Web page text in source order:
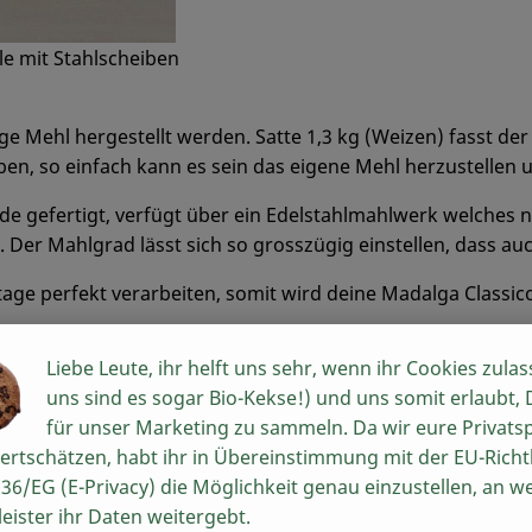
mit Stahlscheiben
Mehl hergestellt werden. Satte 1,3 kg (Weizen) fasst
so einfach kann es sein das eigene Mehl herzustellen
gefertigt, verfügt über ein Edelstahlmahlwerk
Mahlgrad lässt sich so grosszügig einstellen, dass
perfekt verarbeiten, somit wird deine Madalga
alle Körner und auch Mais. Ebenso geeignet zum
Metall gefertigt. Hochwertige Fertigung und
sehr einfach, mit bis zu 75U/Min über einen Riemen
Liebe Leute, ihr helft uns sehr, wenn ihr Cookies
uns sind es sogar Bio-Kekse!) und uns somit erlaubt,
für unser Marketing zu sammeln. Da wir eure
habt ihr in Übereinstimmung mit der EU-
EG (E-Privacy) die Möglichkeit genau einzustellen, an
ihr Daten weitergebt.